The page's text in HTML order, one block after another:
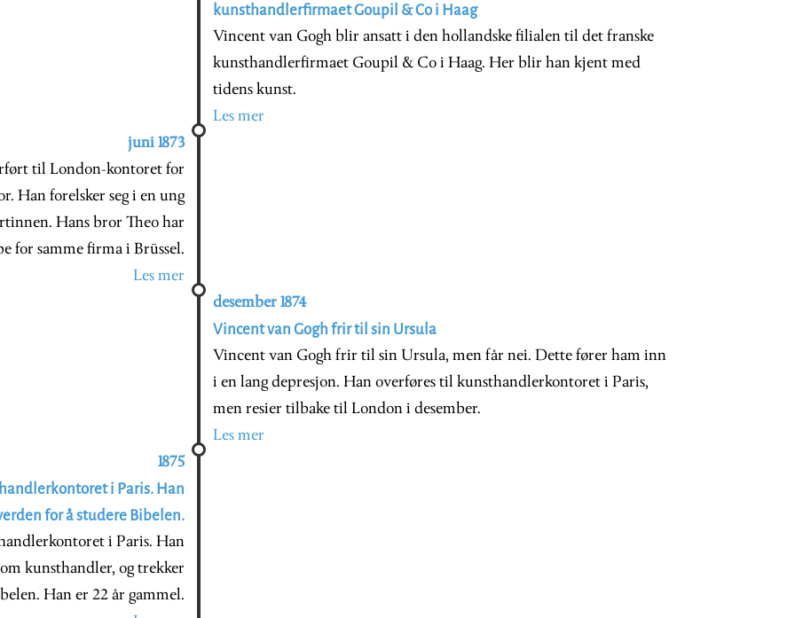
kunsthandlerfirmaet Goupil & Co i Haag
Vincent van Gogh blir ansatt i den hollandske filialen til det franske
kunsthandlerfirmaet Goupil & Co i Haag. Her blir han kjent med
tidens kunst.
Les mer
juni 1873
til London-kontoret for
Han forelsker seg i en ung
Hans bror Theo har
for samme firma i Brüssel.
Les mer
desember 1874
Vincent van Gogh frir til sin Ursula
Vincent van Gogh frir til sin Ursula, men får nei. Dette fører ham inn
i en lang depresjon. Han overføres til kunsthandlerkontoret i Paris,
men resier tilbake til London i desember.
Les mer
1875
i Paris. Han
for å studere Bibelen.
i Paris. Han
kunsthandler, og trekker
Han er 22 år gammel.